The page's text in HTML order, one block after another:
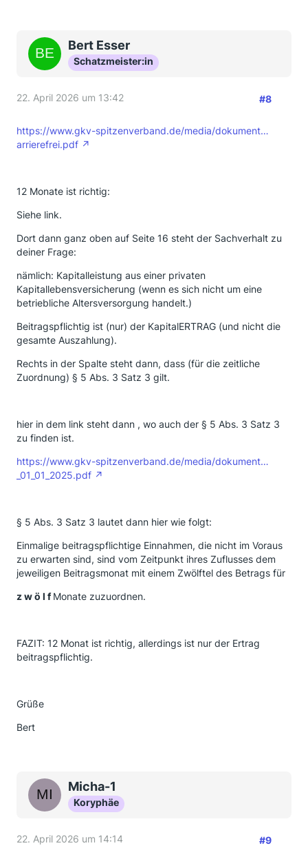
Bert Esser
Schatzmeister:in
22. April 2026 um 13:42 #8
https://www.gkv-spitzenverband.de/media/dokument…
arrierefrei.pdf
12 Monate ist richtig:
Siehe link.
Dort dann ganz oben auf Seite 16 steht der Sachverhalt zu
deiner Frage:
nämlich: Kapitalleistung aus einer privaten
Kapitallebensversicherung (wenn es sich nicht um eine
betriebliche Altersversorgung handelt.)
Beitragspflichtig ist (nur) der KapitalERTRAG (und nicht die
gesamte Auszahlung).
Rechts in der Spalte steht dann, dass (für die zeitliche
Zuordnung) § 5 Abs. 3 Satz 3 gilt.
hier in dem link steht dann , wo auch der § 5 Abs. 3 Satz 3
zu finden ist.
https://www.gkv-spitzenverband.de/media/dokument…
_01_01_2025.pdf
§ 5 Abs. 3 Satz 3 lautet dann hier wie folgt:
Einmalige beitragspflichtige Einnahmen, die nicht im Voraus
zu erwarten sind, sind vom Zeitpunkt ihres Zuflusses dem
jeweiligen Beitragsmonat mit einem Zwölftel des Betrags für
z w ö l fMonate zuzuordnen.
FAZIT: 12 Monat ist richtig, allerdings ist nur der Ertrag
beitragspflichtig.
Grüße
Bert
Micha-1
Koryphäe
22. April 2026 um 14:14 #9